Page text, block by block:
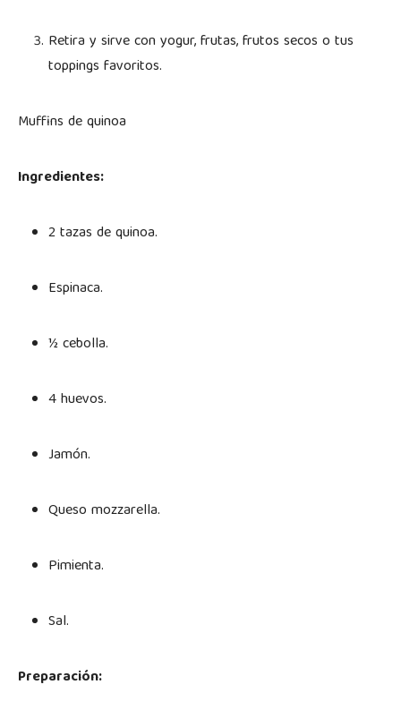
Retira y sirve con yogur, frutas, frutos secos o tus
toppings favoritos.
Muffins de quinoa
Ingredientes:
2 tazas de quinoa.
Espinaca.
½ cebolla.
4 huevos.
Jamón.
Queso mozzarella.
Pimienta.
Sal.
Preparación: